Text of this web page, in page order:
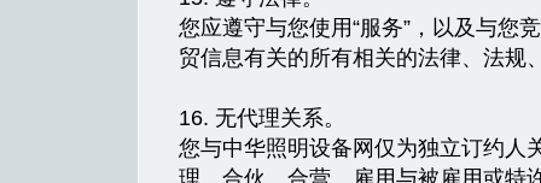
您应遵守与您使用“服务”，以及与您
贸信息有关的所有相关的法律、法规
16. 无代理关系。
您与中华照明设备网仅为独立订约人
理、合伙、合营、雇用与被雇用或特